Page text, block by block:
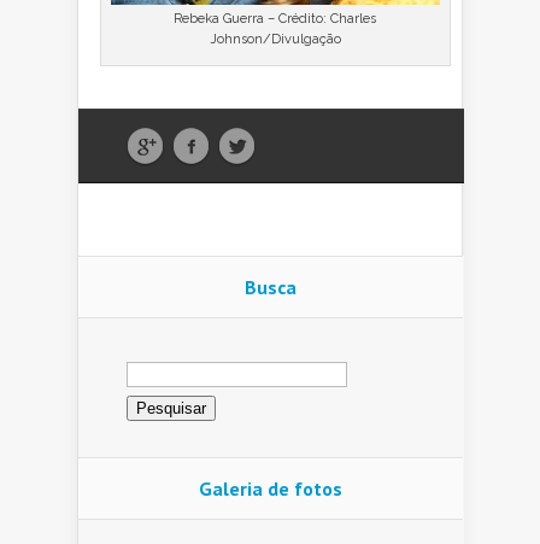
Rebeka Guerra – Crédito: Charles
Johnson/Divulgação
Busca
Pesquisar
por:
Galeria de fotos